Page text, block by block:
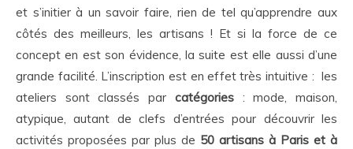
et s’initier à un savoir faire, rien de tel qu’apprendre aux
côtés des meilleurs, les artisans ! Et si la force de ce
concept en est son évidence, la suite est elle aussi d’une
grande facilité. L’inscription est en effet très intuitive : les
ateliers sont classés par catégories: mode, maison,
atypique, autant de clefs d’entrées pour découvrir les
activités proposées par plus de 50 artisans à Paris et à